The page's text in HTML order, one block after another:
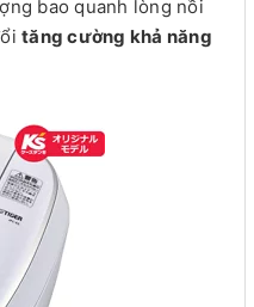
bao quanh lòng nồi
tăng cường khả năng